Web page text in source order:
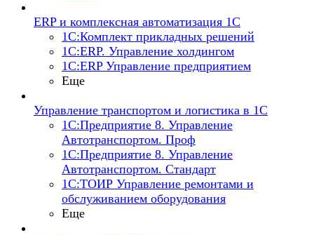
ERP и комплексная автоматизация 1С
1С:Комплект прикладных решений
1С:ERP. Управление холдингом
1С:ERP Управление предприятием
Еще
Управление транспортом и логистика в 1С
1С:Предприятие 8. Управление
Автотранспортом. Проф
1С:Предприятие 8. Управление
Автотранспортом. Стандарт
1С:ТОИР Управление ремонтами и
обслуживанием оборудования
Еще